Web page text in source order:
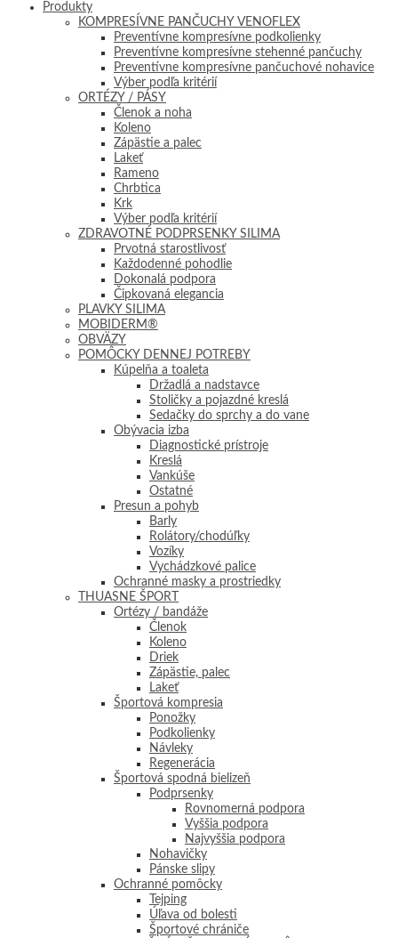
Produkty
KOMPRESÍVNE PANČUCHY VENOFLEX
Preventívne kompresívne podkolienky
Preventívne kompresívne stehenné pančuchy
Preventívne kompresívne pančuchové nohavice
Výber podľa kritérií
ORTÉZY / PÁSY
Členok a noha
Koleno
Zápästie a palec
Lakeť
Rameno
Chrbtica
Krk
Výber podľa kritérií
ZDRAVOTNÉ PODPRSENKY SILIMA
Prvotná starostlivosť
Každodenné pohodlie
Dokonalá podpora
Čipkovaná elegancia
PLAVKY SILIMA
MOBIDERM®
OBVÄZY
POMÔCKY DENNEJ POTREBY
Kúpelňa a toaleta
Držadlá a nadstavce
Stoličky a pojazdné kreslá
Sedačky do sprchy a do vane
Obývacia izba
Diagnostické prístroje
Kreslá
Vankúše
Ostatné
Presun a pohyb
Barly
Rolátory/chodúľky
Vozíky
Vychádzkové palice
Ochranné masky a prostriedky
THUASNE ŠPORT
Ortézy / bandáže
Členok
Koleno
Driek
Zápästie, palec
Lakeť
Športová kompresia
Ponožky
Podkolienky
Návleky
Regenerácia
Športová spodná bielizeň
Podprsenky
Rovnomerná podpora
Vyššia podpora
Najvyššia podpora
Nohavičky
Pánske slipy
Ochranné pomôcky
Tejping
Úľava od bolesti
Športové chrániče